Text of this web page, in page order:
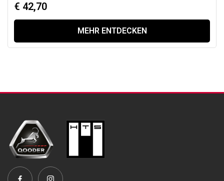
€ 42,70
MEHR ENTDECKEN